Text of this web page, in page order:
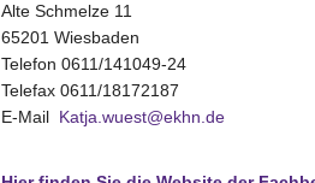
Alte Schmelze 11
65201 Wiesbaden
Telefon 0611/141049-24
Telefax 0611/18172187
E-Mail Katja.wuest@ekhn.de